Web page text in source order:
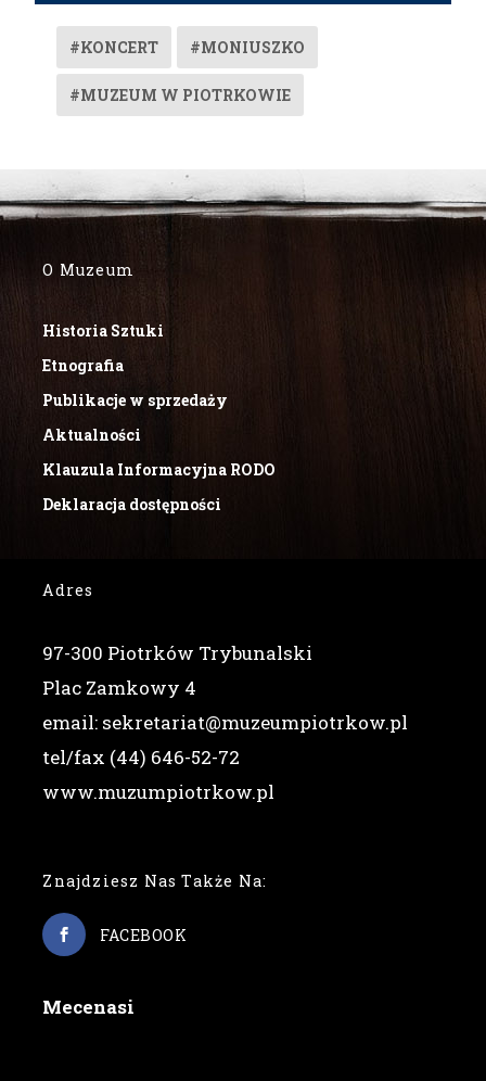
#KONCERT #MONIUSZKO
#MUZEUM W PIOTRKOWIE
O Muzeum
Historia Sztuki
Etnografia
Publikacje w sprzedaży
Aktualności
Klauzula Informacyjna RODO
Deklaracja dostępności
Adres
97-300 Piotrków Trybunalski
Plac Zamkowy 4
email: sekretariat@muzeumpiotrkow.pl
tel/fax (44) 646-52-72
www.muzumpiotrkow.pl
Znajdziesz Nas Także Na:
FACEBOOK
Mecenasi